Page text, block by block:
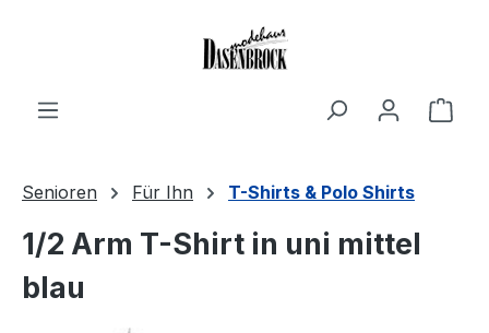
Senioren Für Ihn T-Shirts & Polo Shirts
1/2 Arm T-Shirt in uni mittel
blau